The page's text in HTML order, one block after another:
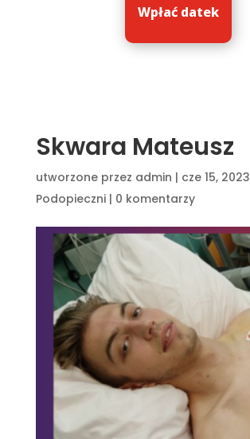
Wpłać datek
Skwara Mateusz
utworzone przez admin | cze 15, 2023
Podopieczni| 0 komentarzy